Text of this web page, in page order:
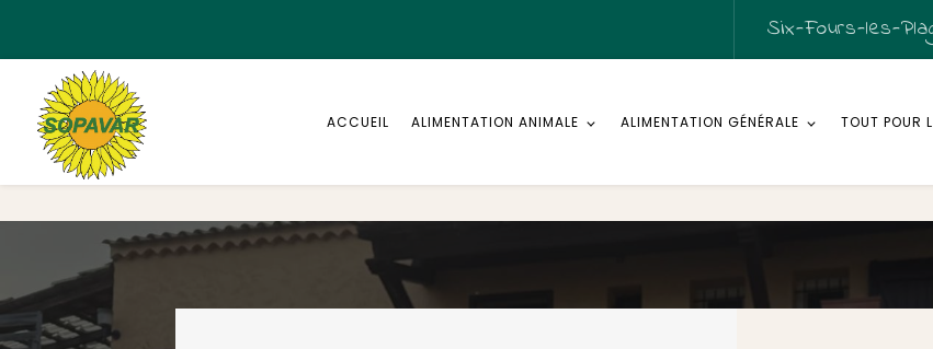
Six-Fours-les-
ACCUEIL ALIMENTATION ANIMALE ALIMENTATION GÉNÉRALE TOUT POUR